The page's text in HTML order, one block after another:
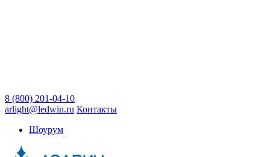
8 (800) 201-04-10
arlight@ledwin.ru Контакты
Шоурум